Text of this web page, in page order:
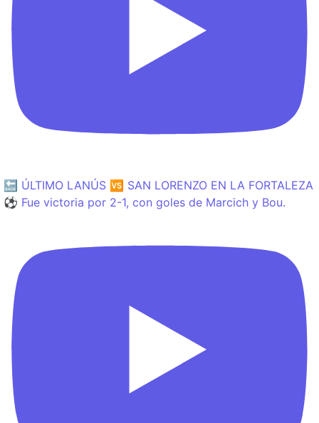
🔙 ÚLTIMO LANÚS 🆚 SAN LORENZO EN LA FORTALEZA
⚽️ Fue victoria por 2-1, con goles de Marcich y Bou.